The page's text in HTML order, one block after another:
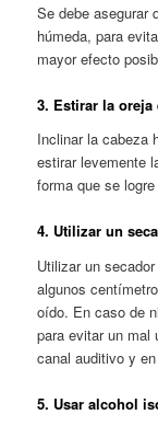
Se debe asegurar
húmeda, para
mayor efecto
3. Estirar la
Inclinar la cabeza
estirar levemente
forma que se
4. Utilizar un
Utilizar un
algunos
oído. En caso de
para evitar un mal
canal auditivo y
5. Usar alcohol